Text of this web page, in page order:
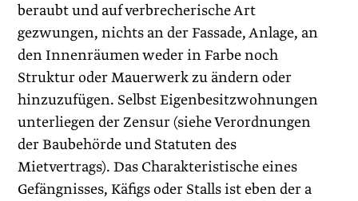
beraubt und auf verbrecherische Art
gezwungen, nichts an der Fassade, Anlage, an
den Innenräumen weder in Farbe noch
Struktur oder Mauerwerk zu ändern oder
hinzuzufügen. Selbst Eigenbesitzwohnungen
unterliegen der Zensur (siehe Verordnungen
der Baubehörde und Statuten des
Mietvertrags). Das Charakteristische eines
Gefängnisses, Käfigs oder Stalls ist eben der a